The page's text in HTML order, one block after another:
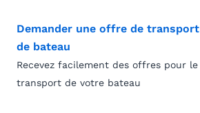
Demander une offre de transport
de bateau
Recevez facilement des offres pour le
transport de votre bateau